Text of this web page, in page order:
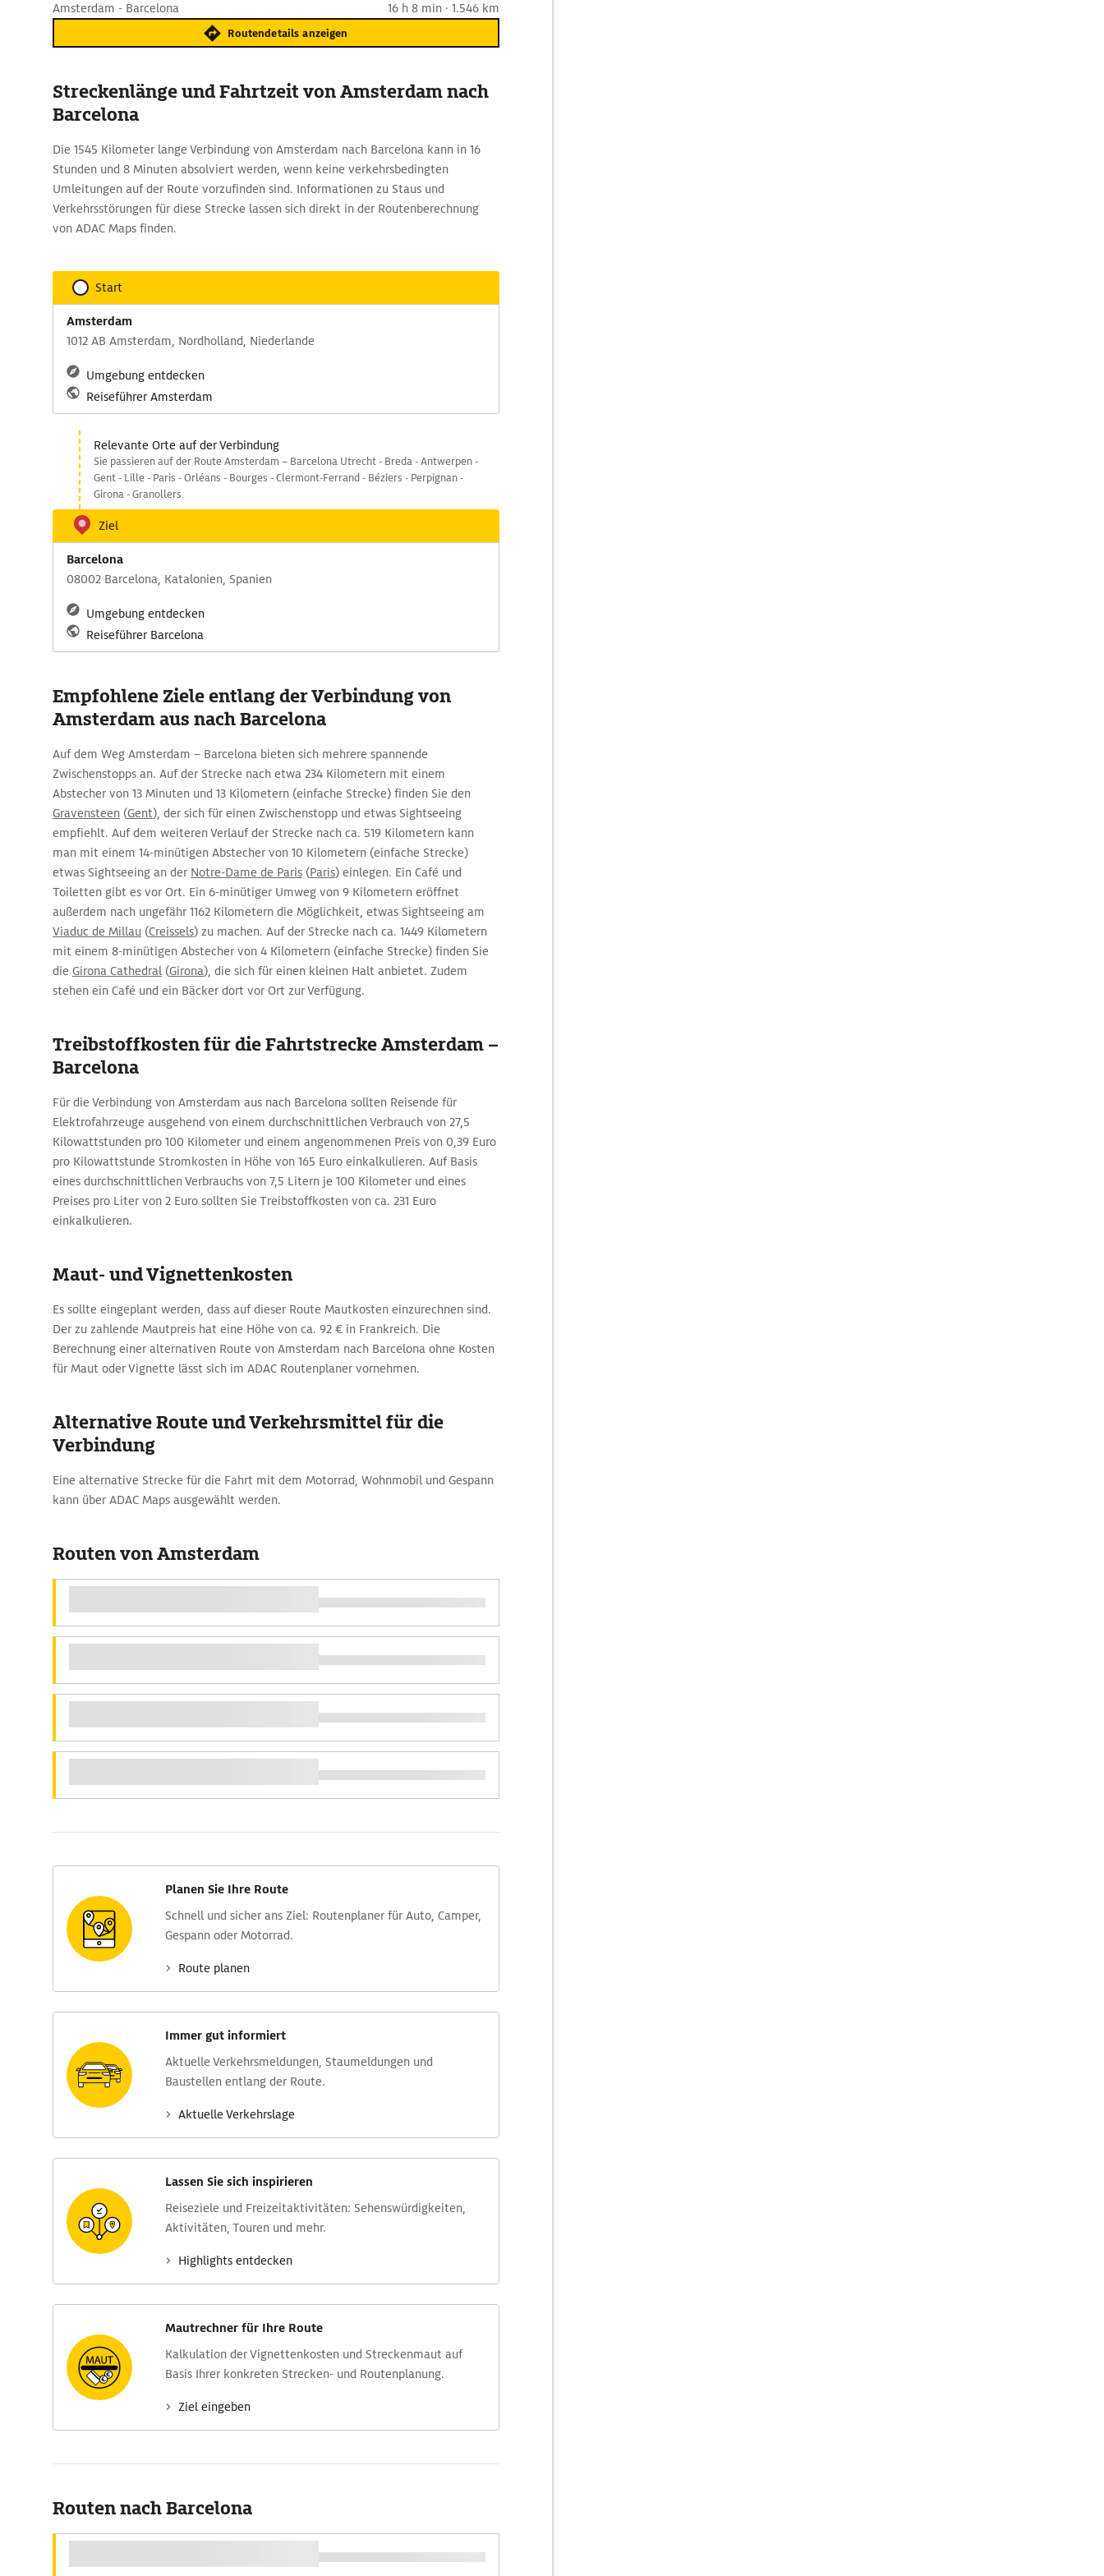
Amsterdam - Barcelona 16 h 8 min · 1.546 km
Routendetails anzeigen
Streckenlänge und Fahrtzeit von Amsterdam nach
Barcelona
Die 1545 Kilometer lange Verbindung von Amsterdam nach Barcelona kann in 16
Stunden und 8 Minuten absolviert werden, wenn keine verkehrsbedingten
Umleitungen auf der Route vorzufinden sind. Informationen zu Staus und
Verkehrsstörungen für diese Strecke lassen sich direkt in der Routenberechnung
von ADAC Maps finden.
Start
Amsterdam
1012 AB Amsterdam, Nordholland, Niederlande
Umgebung entdecken
Reiseführer Amsterdam
Relevante Orte auf der Verbindung
Sie passieren auf der Route Amsterdam – Barcelona Utrecht - Breda - Antwerpen -
Gent - Lille - Paris - Orléans - Bourges - Clermont-Ferrand - Béziers - Perpignan -
Girona - Granollers.
Ziel
Barcelona
08002 Barcelona, Katalonien, Spanien
Umgebung entdecken
Reiseführer Barcelona
Empfohlene Ziele entlang der Verbindung von
Amsterdam aus nach Barcelona
Auf dem Weg Amsterdam – Barcelona bieten sich mehrere spannende
Zwischenstopps an. Auf der Strecke nach etwa 234 Kilometern mit einem
Abstecher von 13 Minuten und 13 Kilometern (einfache Strecke) finden Sie den
Gravensteen (Gent), der sich für einen Zwischenstopp und etwas Sightseeing
empfiehlt. Auf dem weiteren Verlauf der Strecke nach ca. 519 Kilometern kann
man mit einem 14-minütigen Abstecher von 10 Kilometern (einfache Strecke)
etwas Sightseeing an der Notre-Dame de Paris (Paris) einlegen. Ein Café und
Toiletten gibt es vor Ort. Ein 6-minütiger Umweg von 9 Kilometern eröffnet
außerdem nach ungefähr 1162 Kilometern die Möglichkeit, etwas Sightseeing am
Viaduc de Millau (Creissels) zu machen. Auf der Strecke nach ca. 1449 Kilometern
mit einem 8-minütigen Abstecher von 4 Kilometern (einfache Strecke) finden Sie
die Girona Cathedral (Girona), die sich für einen kleinen Halt anbietet. Zudem
stehen ein Café und ein Bäcker dort vor Ort zur Verfügung.
Treibstoffkosten für die Fahrtstrecke Amsterdam –
Barcelona
Für die Verbindung von Amsterdam aus nach Barcelona sollten Reisende für
Elektrofahrzeuge ausgehend von einem durchschnittlichen Verbrauch von 27,5
Kilowattstunden pro 100 Kilometer und einem angenommenen Preis von 0,39 Euro
pro Kilowattstunde Stromkosten in Höhe von 165 Euro einkalkulieren. Auf Basis
eines durchschnittlichen Verbrauchs von 7,5 Litern je 100 Kilometer und eines
Preises pro Liter von 2 Euro sollten Sie Treibstoffkosten von ca. 231 Euro
einkalkulieren.
Maut- und Vignettenkosten
Es sollte eingeplant werden, dass auf dieser Route Mautkosten einzurechnen sind.
Der zu zahlende Mautpreis hat eine Höhe von ca. 92 € in Frankreich. Die
Berechnung einer alternativen Route von Amsterdam nach Barcelona ohne Kosten
für Maut oder Vignette lässt sich im ADAC Routenplaner vornehmen.
Alternative Route und Verkehrsmittel für die
Verbindung
Eine alternative Strecke für die Fahrt mit dem Motorrad, Wohnmobil und Gespann
kann über ADAC Maps ausgewählt werden.
Routen von Amsterdam
Planen Sie Ihre Route
Schnell und sicher ans Ziel: Routen­planer für Auto, Camper,
Gespann oder Motorrad.
Route planen
Immer gut informiert
Aktuelle Verkehrs­meldungen, Stau­meldungen und
Baustellen entlang der Route.
Aktuelle Verkehrs­lage
Lassen Sie sich inspirieren
Reise­ziele und Freizeit­aktivitäten: Sehens­würdig­keiten,
Aktivitäten, Touren und mehr.
Highlights entdecken
Mautrechner für Ihre Route
Kalkulation der Vignettenkosten und Streckenmaut auf
Basis Ihrer konkreten Strecken- und Routenplanung.
Ziel eingeben
Routen nach Barcelona